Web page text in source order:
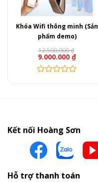
Khóa Wifi thông minh (Sản
phẩm demo)
9.000.000₫
12.500.000₫
biến
chọn
Kết nối Hoàng Sơn
Hỗ trợ thanh toán